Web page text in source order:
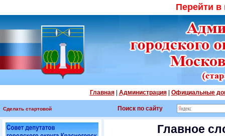
Перейти
Главная| Администрация| Официальные
Сделать стартовой Поиск по сайту
Главное